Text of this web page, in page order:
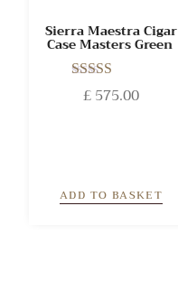
Sierra Maestra Cigar
Case Masters Green
Rated
5.00
£575.00
ADD TO BASKET